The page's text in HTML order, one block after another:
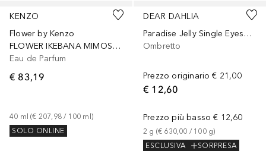
KENZO
Flower by Kenzo
FLOWER IKEBANA MIMOSA BY KENZO Eau de Parfum 75 ml
Eau de Parfum
€ 83,19
40 ml (€ 207,98 / 100 ml)
SOLO ONLINE
DEAR DAHLIA
Paradise Jelly Single Eyeshadow - Matte
Ombretto
Prezzo originario € 21,00
€ 12,60
Prezzo più basso € 12,60
2 g (€ 630,00 / 100 g)
ESCLUSIVA
SORPRESA